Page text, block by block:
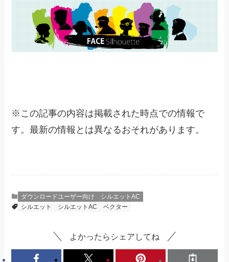
※ この記事の内容は掲載された時点での情報で
す。最新の情報とは異なるおそれがあります。
ダウンロードユーザー向け
シルエットAC
シルエット
シルエットAC ベクター
よかったらシェアしてね